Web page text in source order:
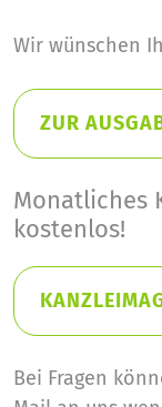
Wir wünschen
ZUR
Monatliches
kostenlos!
Bei Fragen